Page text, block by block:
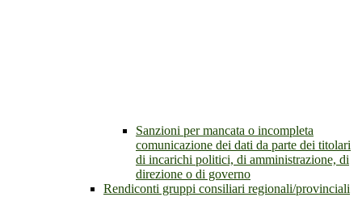
Sanzioni per mancata o incompleta
comunicazione dei dati da parte dei titolari
di incarichi politici, di amministrazione, di
direzione o di governo
Rendiconti gruppi consiliari regionali/provinciali